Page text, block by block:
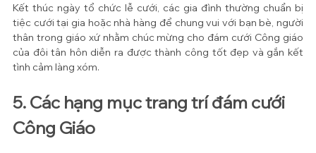
Kết thúc ngày tổ chức lễ cưới, các gia đình thường chuẩn bị
tiệc cưới tại gia hoặc nhà hàng để chung vui với bạn bè, người
thân trong giáo xứ nhằm chúc mừng cho đám cưới Công giáo
của đôi tân hôn diễn ra được thành công tốt đẹp và gắn kết
tình cảm làng xóm.
5. Các hạng mục trang trí đám cưới
Công Giáo